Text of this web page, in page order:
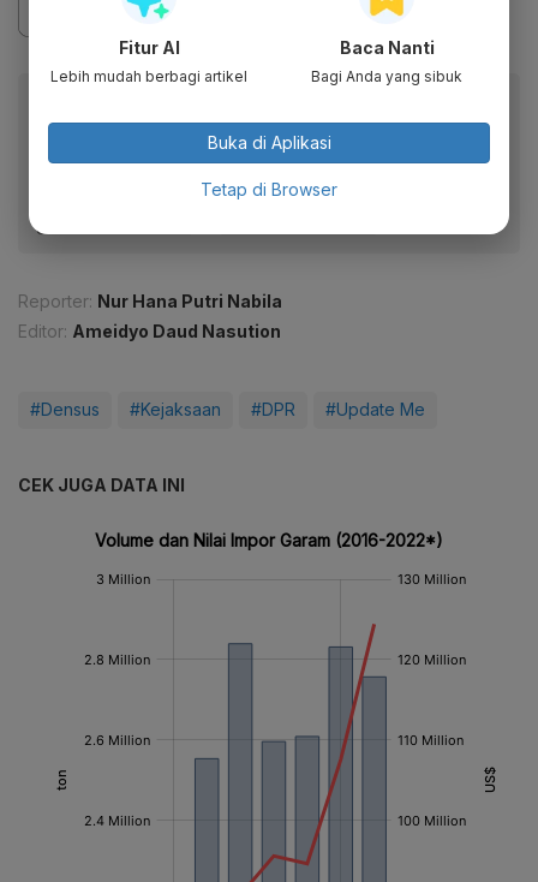
Dapatkan pengalaman membaca lebih nyaman dan nikmati
fitur menarik lainnya lewat aplikasi mobile Katadata.
Reporter: Nur Hana Putri Nabila
Editor: Ameidyo Daud Nasution
#Densus #Kejaksaan #DPR #Update Me
CEK JUGA DATA INI
Fitur AI
Lebih mudah berbagi artikel
Baca Nanti
Bagi Anda yang sibuk
Buka di Aplikasi
Tetap di Browser